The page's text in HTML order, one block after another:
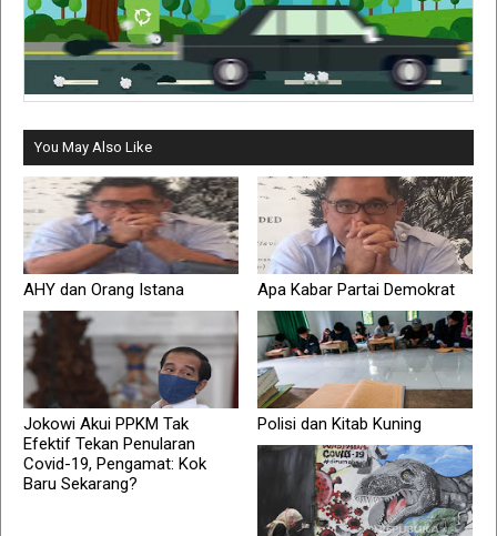
You May Also Like
AHY dan Orang Istana Apa Kabar Partai Demokrat
Jokowi Akui PPKM Tak
Efektif Tekan Penularan
Covid-19, Pengamat: Kok
Baru Sekarang?
Polisi dan Kitab Kuning